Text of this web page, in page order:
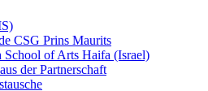
CSG Prins Maurits
School of Arts Haifa (Israel)
der Partnerschaft